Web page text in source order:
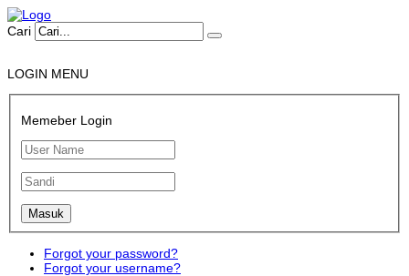
Cari
LOGIN MENU
Memeber Login
Forgot your password?
Forgot your username?